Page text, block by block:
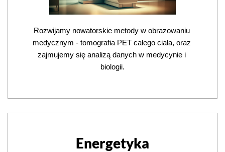
Rozwijamy nowatorskie metody w obrazowaniu
medycznym - tomografia PET całego ciała, oraz
zajmujemy się analizą danych w medycynie i
biologii.
Energetyka